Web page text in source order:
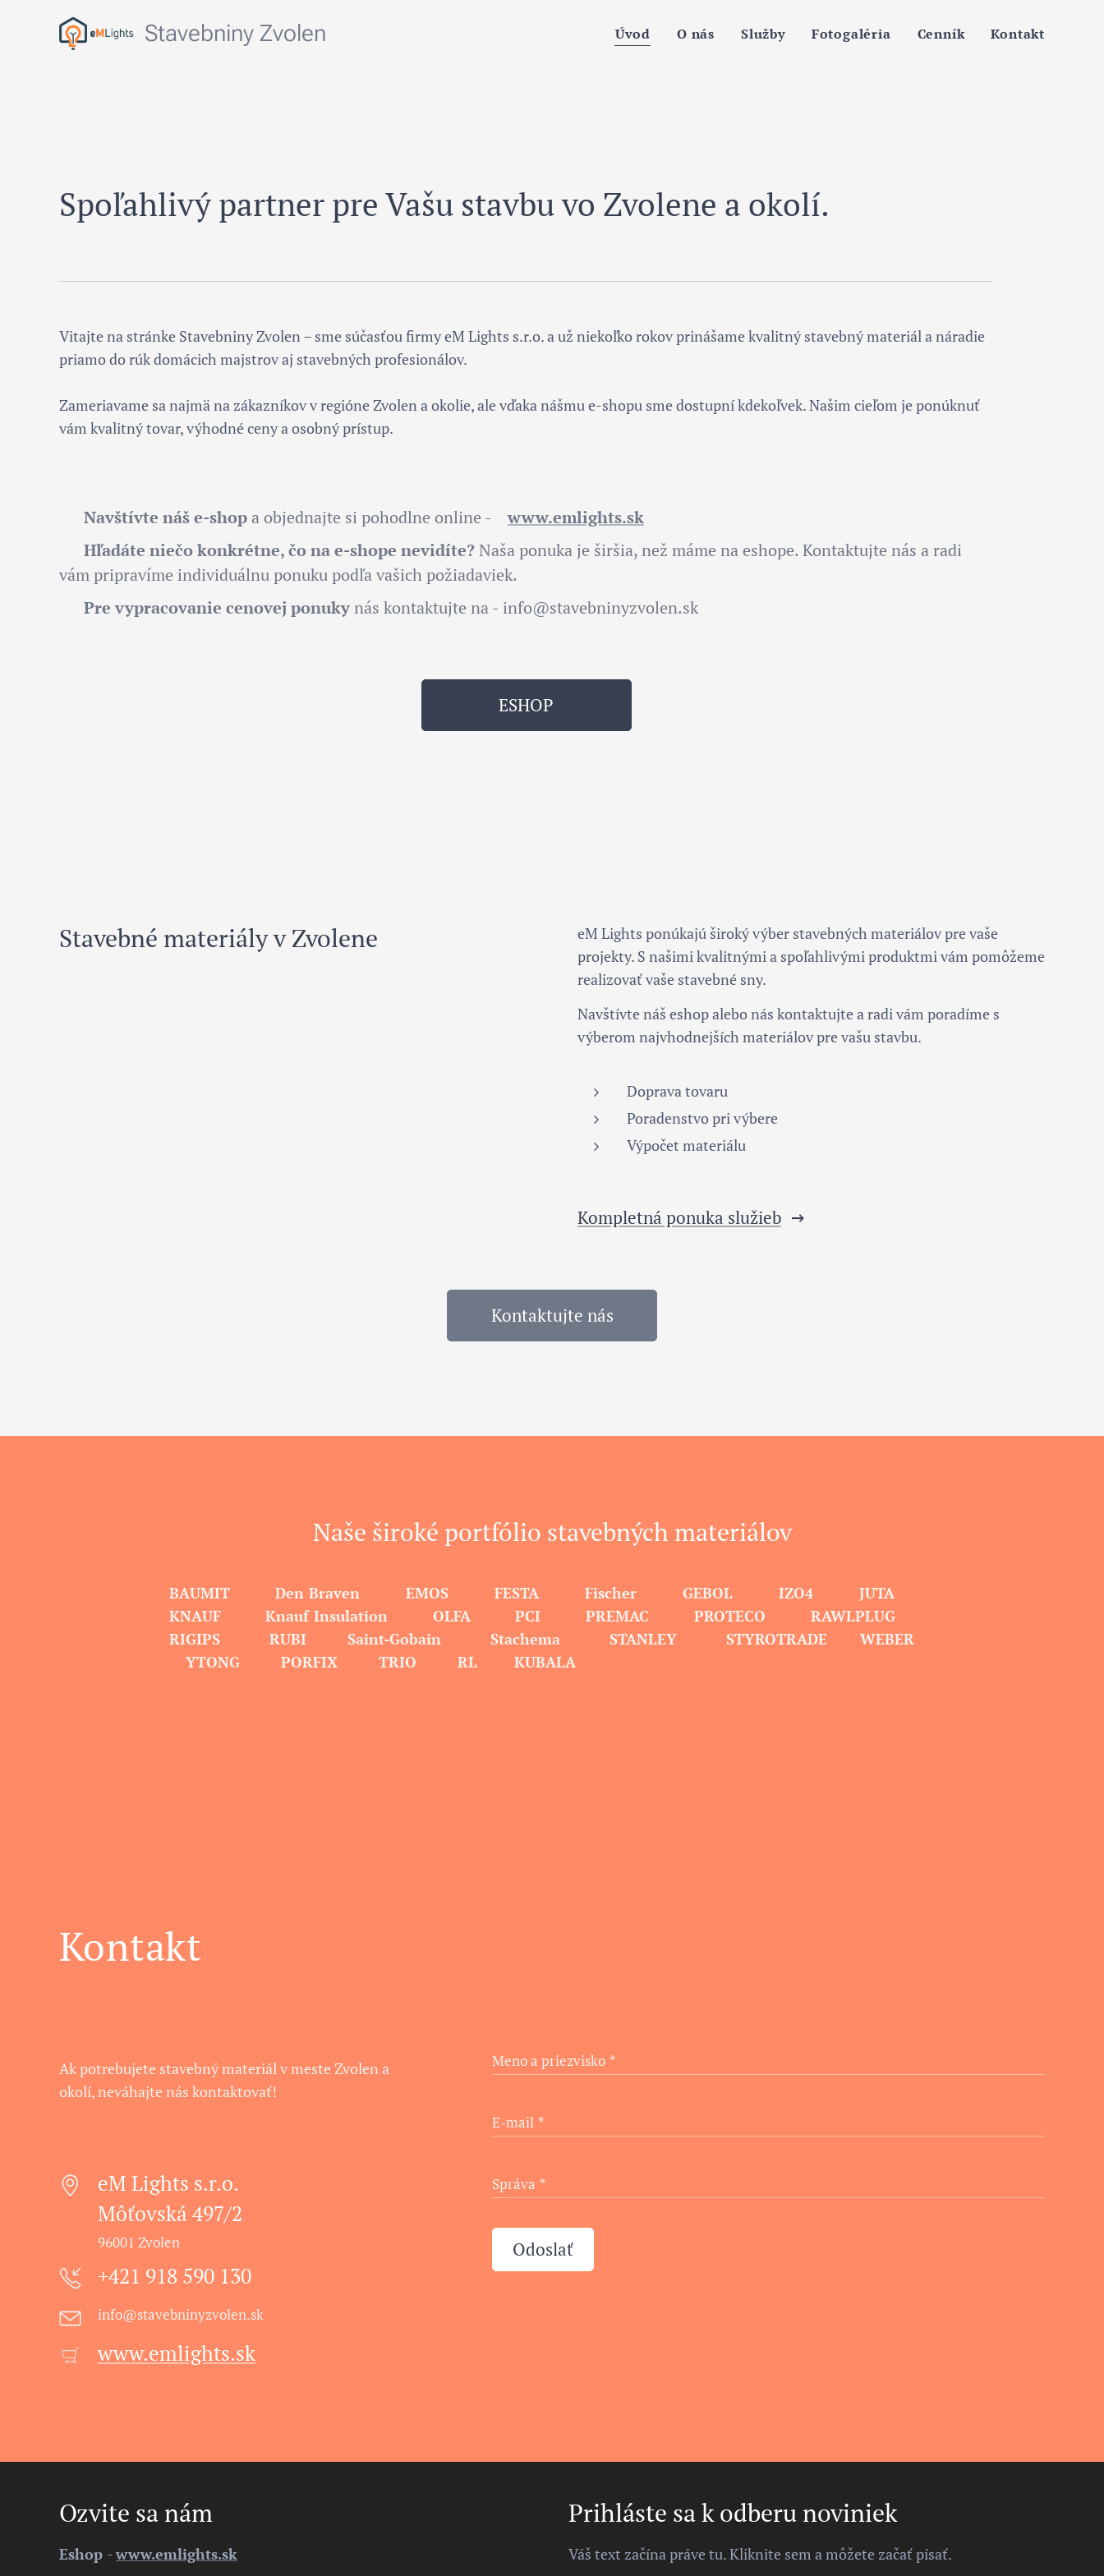
Stavebniny Zvolen Úvod O nás Služby Fotogaléria Cenník Kontakt
Spoľahlivý partner pre Vašu stavbu vo Zvolene a okolí.
Vitajte na stránke Stavebniny Zvolen – sme súčasťou firmy eM Lights s.r.o. a už niekoľko rokov prinášame kvalitný stavebný materiál a náradie
priamo do rúk domácich majstrov aj stavebných profesionálov.
Zameriavame sa najmä na zákazníkov v regióne Zvolen a okolie, ale vďaka nášmu e-shopu sme dostupní kdekoľvek. Našim cieľom je ponúknuť
vám kvalitný tovar, výhodné ceny a osobný prístup.
Navštívte náš e-shop a objednajte si pohodlne online -www.emlights.sk
Hľadáte niečo konkrétne, čo na e-shope nevidíte? Naša ponuka je širšia, než máme na eshope. Kontaktujte nás a radi
vám pripravíme individuálnu ponuku podľa vašich požiadaviek.
Pre vypracovanie cenovej ponukynás kontaktujte na - info@stavebninyzvolen.sk
ESHOP
Stavebné materiály v Zvolene
eM Lights ponúkajú široký výber stavebných materiálov pre vaše
projekty. S našimi kvalitnými a spoľahlivými produktmi vám pomôžeme
realizovať vaše stavebné sny.
Navštívte náš eshop alebo nás kontaktujte a radi vám poradíme s
výberom najvhodnejších materiálov pre vašu stavbu.
Doprava tovaru
Poradenstvo pri výbere
Výpočet materiálu
Kompletná ponuka služieb
Kontaktujte nás
Naše široké portfólio stavebných materiálov
BAUMIT Den Braven EMOS FESTA Fischer GEBOL IZO4 JUTA
KNAUF Knauf Insulation OLFA PCI PREMAC PROTECO RAWLPLUG
RIGIPS RUBI Saint-Gobain Stachema STANLEY STYROTRADE WEBER
YTONG PORFIX TRIO RL KUBALA
Kontakt
Ak potrebujete stavebný materiál v meste Zvolen a
okolí, neváhajte nás kontaktovať!
eM Lights s.r.o.
Môťovská 497/2
96001 Zvolen
+421 918 590 130
info@stavebninyzvolen.sk
www.emlights.sk
Meno a priezvisko
E-mail
Správa
Odoslať
Ozvite sa nám
Eshop -www.emlights.sk
Prihláste sa k odberu noviniek
Váš text začína práve tu. Kliknite sem a môžete začať písať.